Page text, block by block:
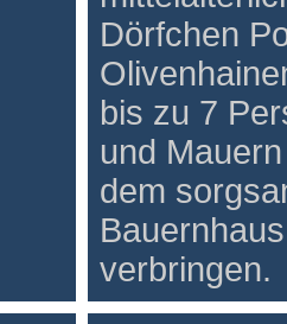
Dörfchen
bis zu 7
und
dem
verbringen.